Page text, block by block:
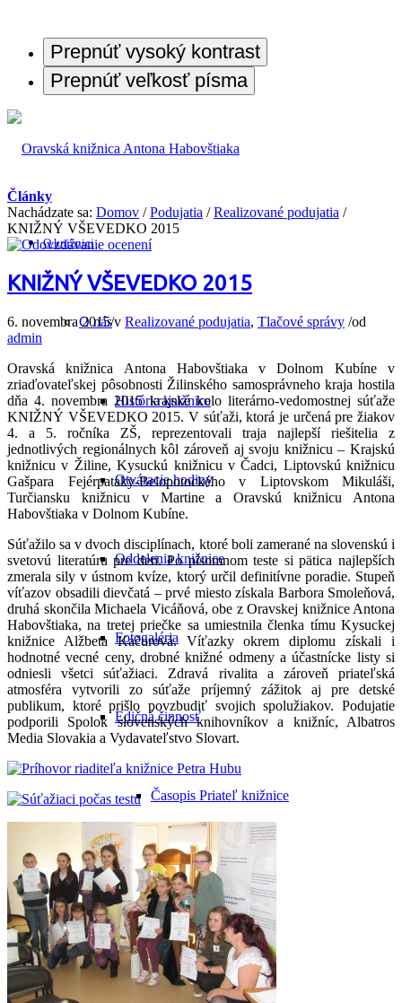
Prepnúť vysoký kontrast
Prepnúť veľkosť písma
O knižnici
O nás
História knižnice
Otváracie hodiny
Oddelenia knižnice
Fotogaléria
Edičná činnosť
Časopis Priateľ knižnice
Knižné publikácie
Kontakty
Články
Nachádzate sa: Domov / Podujatia / Realizované podujatia /
KNIŽNÝ VŠEVEDKO 2015
KNIŽNÝ VŠEVEDKO 2015
6. novembra 2015/v Realizované podujatia, Tlačové správy /od
admin
Oravská knižnica Antona Habovštiaka v Dolnom Kubíne v
zriaďovateľskej pôsobnosti Žilinského samosprávneho kraja hostila
dňa 4. novembra 2015 krajské kolo literárno-vedomostnej súťaže
KNIŽNÝ VŠEVEDKO 2015. V súťaži, ktorá je určená pre žiakov
4. a 5. ročníka ZŠ, reprezentovali traja najlepší riešitelia z
jednotlivých regionálnych kôl zároveň aj svoju knižnicu – Krajskú
knižnicu v Žiline, Kysuckú knižnicu v Čadci, Liptovskú knižnicu
Gašpara Fejérpataky-Belopotockého v Liptovskom Mikuláši,
Turčiansku knižnicu v Martine a Oravskú knižnicu Antona
Habovštiaka v Dolnom Kubíne.
Súťažilo sa v dvoch disciplínach, ktoré boli zamerané na slovenskú i
svetovú literatúru pre deti. Po písomnom teste si pätica najlepších
zmerala sily v ústnom kvíze, ktorý určil definitívne poradie. Stupeň
víťazov obsadili dievčatá – prvé miesto získala Barbora Smoleňová,
druhá skončila Michaela Vicáňová, obe z Oravskej knižnice Antona
Habovštiaka, na tretej priečke sa umiestnila členka tímu Kysuckej
knižnice Alžbeta Kačurová. Víťazky okrem diplomu získali i
hodnotné vecné ceny, drobné knižné odmeny a účastnícke listy si
odniesli všetci súťažiaci. Zdravá rivalita a zároveň priateľská
atmosféra vytvorili zo súťaže príjemný zážitok aj pre detské
publikum, ktoré prišlo povzbudiť svojich spolužiakov. Podujatie
podporili Spolok slovenských knihovníkov a knižníc, Albatros
Media Slovakia a Vydavateľstvo Slovart.